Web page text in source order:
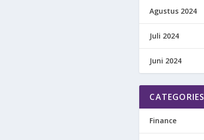
Agustus 2024
Juli 2024
Juni 2024
CATEGORIES
Finance